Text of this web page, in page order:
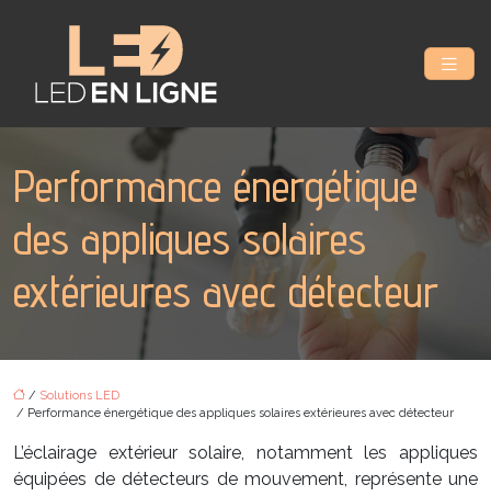
Performance énergétique
des appliques solaires
extérieures avec détecteur
/ Solutions LED
/ Performance énergétique des appliques solaires extérieures avec détecteur
L’éclairage extérieur solaire, notamment les appliques
équipées de détecteurs de mouvement, représente une